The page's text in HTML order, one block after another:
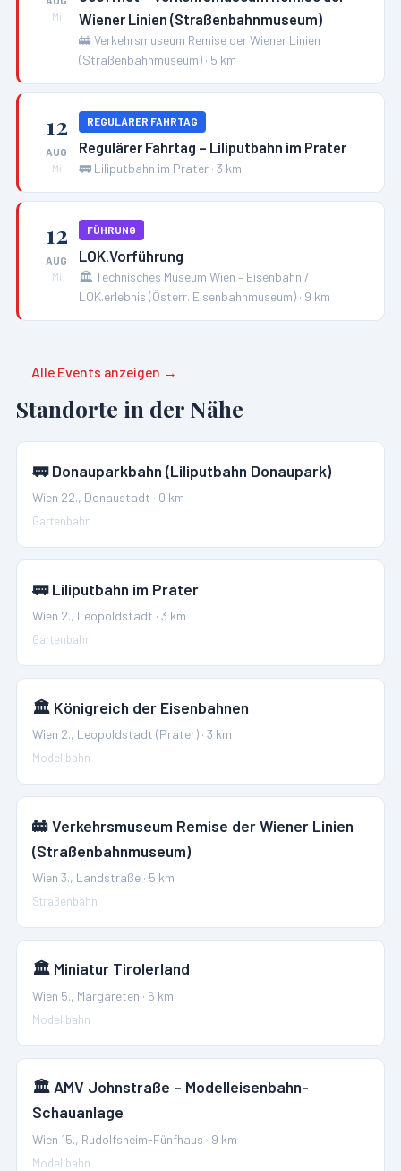
Mi
Wiener Linien (Straßenbahnmuseum)
🚋 Verkehrsmuseum Remise der Wiener Linien
(Straßenbahnmuseum) · 5 km
12
AUG
Mi
REGULÄRER FAHRTAG
Regulärer Fahrtag – Liliputbahn im Prater
🚃 Liliputbahn im Prater ·3 km
12
AUG
Mi
FÜHRUNG
LOK.Vorführung
🏛️ Technisches Museum Wien – Eisenbahn /
LOK.erlebnis (Österr. Eisenbahnmuseum) · 9 km
Alle Events anzeigen →
Standorte in der Nähe
🚃 Donauparkbahn (Liliputbahn Donaupark)
Wien 22., Donaustadt · 0 km
Gartenbahn
🚃 Liliputbahn im Prater
Wien 2., Leopoldstadt ·3 km
Gartenbahn
🏛️ Königreich der Eisenbahnen
Wien 2., Leopoldstadt (Prater) ·3 km
Modellbahn
🚋Verkehrsmuseum Remise der Wiener Linien
(Straßenbahnmuseum)
Wien 3., Landstraße · 5 km
Straßenbahn
🏛️ Miniatur Tirolerland
Wien 5., Margareten · 6 km
Modellbahn
🏛️ AMV Johnstraße – Modelleisenbahn-
Schauanlage
Wien 15., Rudolfsheim-Fünfhaus · 9 km
Modellbahn